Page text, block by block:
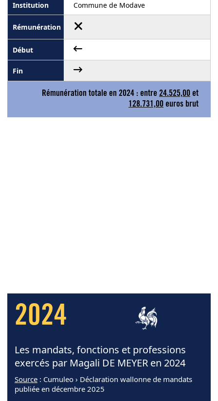
Commune de Modave
Rémunération totale en 2024 : entre 24.525,00 et
128.731,00 euros brut
2024
Les mandats, fonctions et professions
exercés par Magali DE MEYER en 2024
Source : Cumuleo › Déclaration wallonne de mandats
publiée en décembre 2025